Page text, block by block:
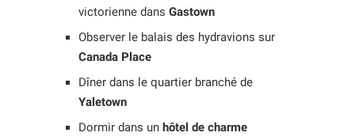
victorienne dans Gastown
Observer le balais des hydravions sur
Canada Place
Dîner dans le quartier branché de
Yaletown
Dormir dans un hôtel de charme